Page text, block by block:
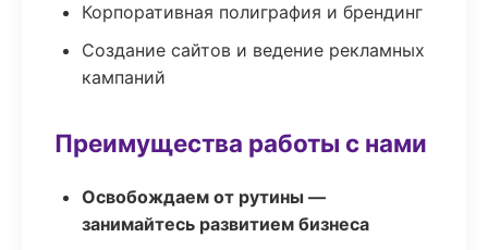
Корпоративная полиграфия и брендинг
Создание сайтов и ведение рекламных
кампаний
Преимущества работы с нами
Освобождаем от рутины —
занимайтесь развитием бизнеса